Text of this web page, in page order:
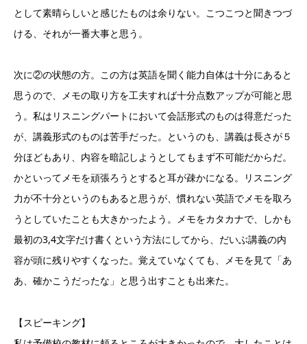
として素晴らしいと感じたものは余りない。こつこつと聞きつづ
ける、それが一番大事と思う。
次に②の状態の方。この方は英語を聞く能力自体は十分にあると
思うので、メモの取り方を工夫すれば十分点数アップが可能と思
う。私はリスニングパートにおいて会話形式のものは得意だった
が、講義形式のものは苦手だった。というのも、講義は長さが５
分ほどもあり、内容を暗記しようとしてもまず不可能だからだ。
かといってメモを頑張ろうとすると耳が疎かになる。リスニング
力が不十分というのもあると思うが、慣れない英語でメモを取ろ
うとしていたことも大きかったよう。メモをカタカナで、しかも
最初の3,4文字だけ書くという方法にしてから、だいぶ講義の内
容が頭に残りやすくなった。覚えていなくても、メモを見て「あ
あ、確かこうだったな」と思う出すことも出来た。
【スピーキング】